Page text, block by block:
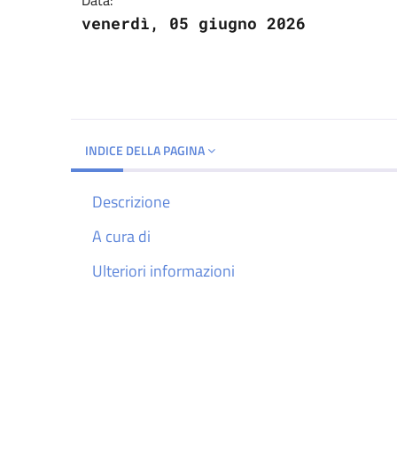
venerdì, 05 giugno 2026
INDICE DELLA PAGINA
Descrizione
A cura di
Ulteriori informazioni